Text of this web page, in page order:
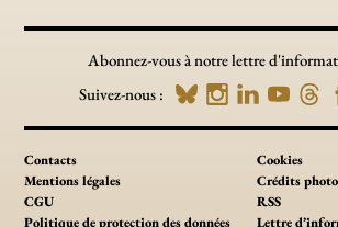
Abonnez-vous à notre lettre
Suivez-nous :
Contacts
Mentions légales
CGU
Politique de protection des données
Cookies
Crédits photo
RSS
Lettre